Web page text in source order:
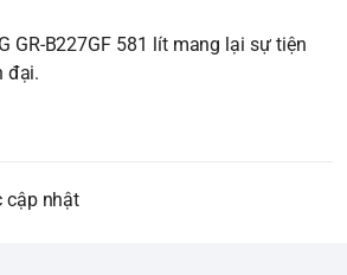
GR-B227GF 581 lít mang lại sự tiện
đại.
cập nhật